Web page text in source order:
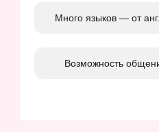
Много языков — от
Возможность